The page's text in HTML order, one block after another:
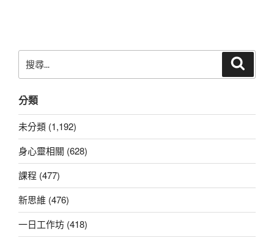
尋
鍵
字:
分類
未分類 (1,192)
身心靈相關 (628)
課程 (477)
新思維 (476)
一日工作坊 (418)